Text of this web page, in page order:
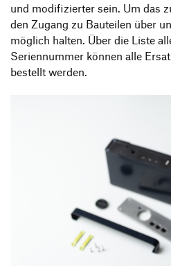
und modifizierter sein. Um das
den Zugang zu Bauteilen über
möglich halten. Über die Liste
Seriennummer können alle
bestellt werden.